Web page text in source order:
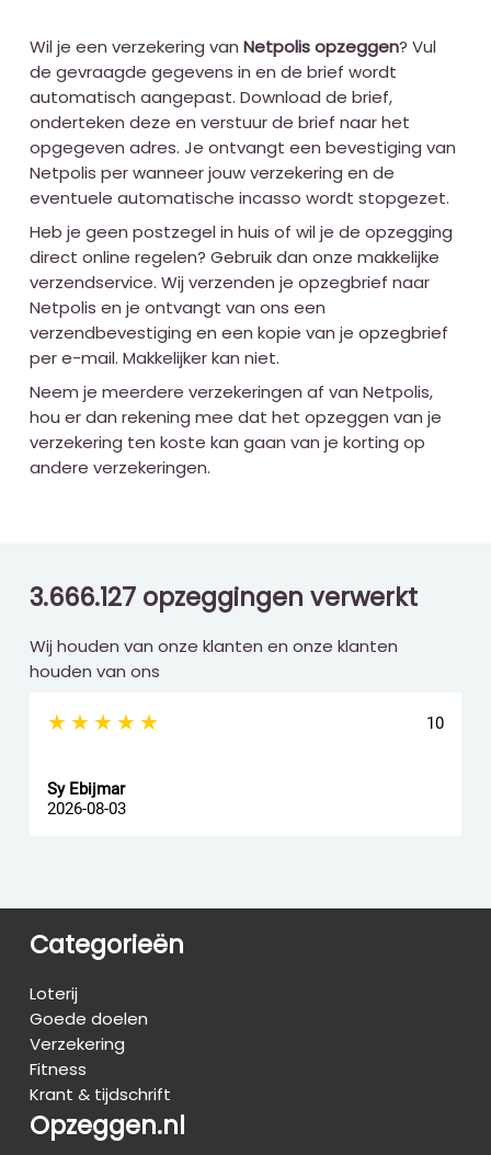
Wil je een verzekering vanNetpolis opzeggen? Vul
de gevraagde gegevens in en de brief wordt
automatisch aangepast. Download de brief,
onderteken deze en verstuur de brief naar het
opgegeven adres. Je ontvangt een bevestiging van
Netpolis per wanneer jouw verzekering en de
eventuele automatische incasso wordt stopgezet.
Heb je geen postzegel in huis of wil je de opzegging
direct online regelen? Gebruik dan onze makkelijke
verzendservice. Wij verzenden je opzegbrief naar
Netpolis en je ontvangt van ons een
verzendbevestiging en een kopie van je opzegbrief
per e-mail. Makkelijker kan niet.
Neem je meerdere verzekeringen af van Netpolis,
hou er dan rekening mee dat het opzeggen van je
verzekering ten koste kan gaan van je korting op
andere verzekeringen.
3.666.127 opzeggingen verwerkt
Wij houden van onze klanten en onze klanten
houden van ons
★★★★★ 10
Sy Ebijmar
2026-08-03
Categorieën
Loterij
Goede doelen
Verzekering
Fitness
Krant & tijdschrift
Opzeggen.nl